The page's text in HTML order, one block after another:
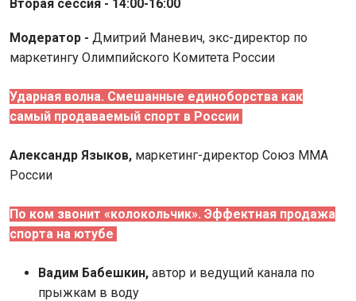
Вторая сессия - 14:00-16:00
Модератор - Дмитрий Маневич, экс-директор по
маркетингу Олимпийского Комитета России
Ударная волна. Смешанные единоборства как
самый продаваемый спорт в России
Александр Языков, маркетинг-директор Союз MMA
России
По ком звонит «колокольчик». Эффектная продажа
спорта на ютубе
Вадим Бабешкин, автор и ведущий канала по
прыжкам в воду